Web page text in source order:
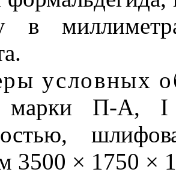
в
.
условных
марки П-А, I
,
3500 × 1750 ×